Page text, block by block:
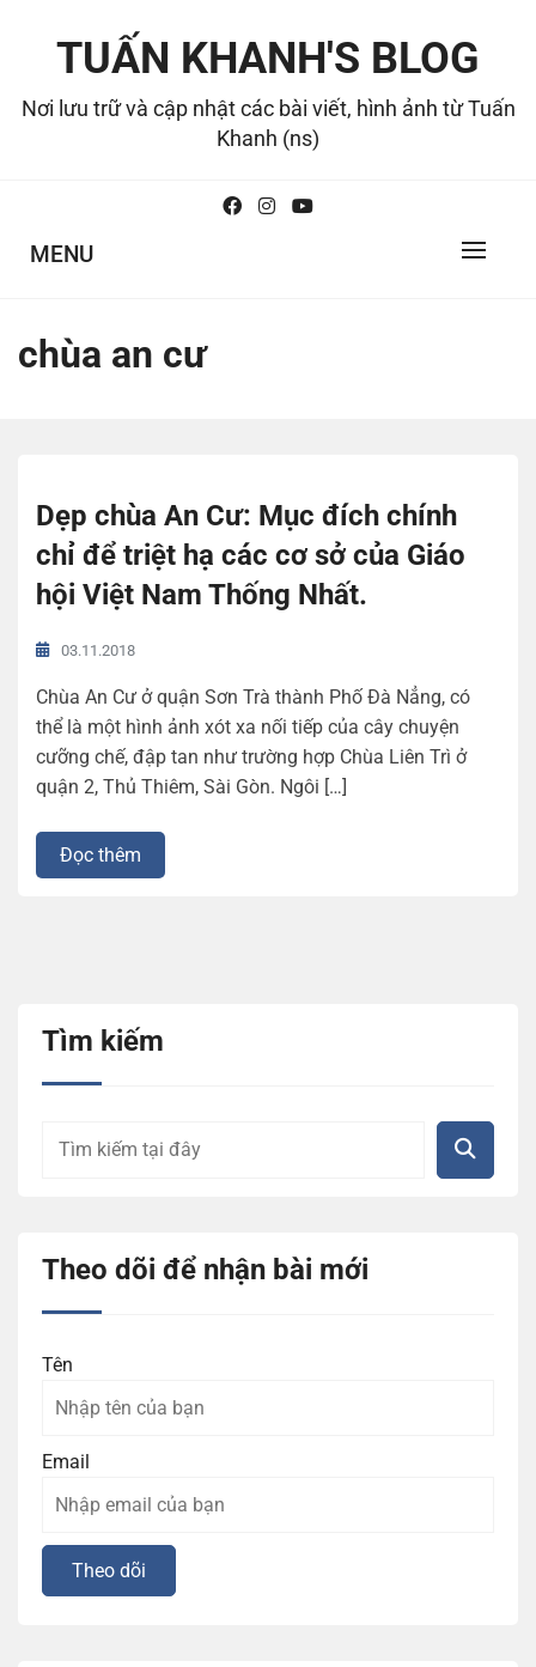
TUẤN KHANH'S BLOG
Nơi lưu trữ và cập nhật các bài viết, hình ảnh từ Tuấn
Khanh (ns)
MENU
chùa an cư
Dẹp chùa An Cư: Mục đích chính
chỉ để triệt hạ các cơ sở của Giáo
hội Việt Nam Thống Nhất.
03.11.2018
Chùa An Cư ở quận Sơn Trà thành Phố Đà Nẳng, có
thể là một hình ảnh xót xa nối tiếp của cây chuyện
cưỡng chế, đập tan như trường hợp Chùa Liên Trì ở
quận 2, Thủ Thiêm, Sài Gòn. Ngôi […]
Đọc thêm
Tìm kiếm
Theo dõi để nhận bài mới
Tên
Email